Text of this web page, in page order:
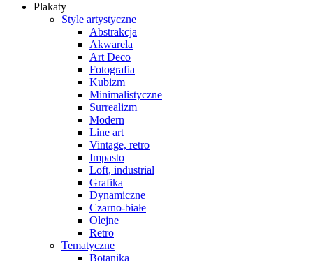
Plakaty
Style artystyczne
Abstrakcja
Akwarela
Art Deco
Fotografia
Kubizm
Minimalistyczne
Surrealizm
Modern
Line art
Vintage, retro
Impasto
Loft, industrial
Grafika
Dynamiczne
Czarno-białe
Olejne
Retro
Tematyczne
Botanika